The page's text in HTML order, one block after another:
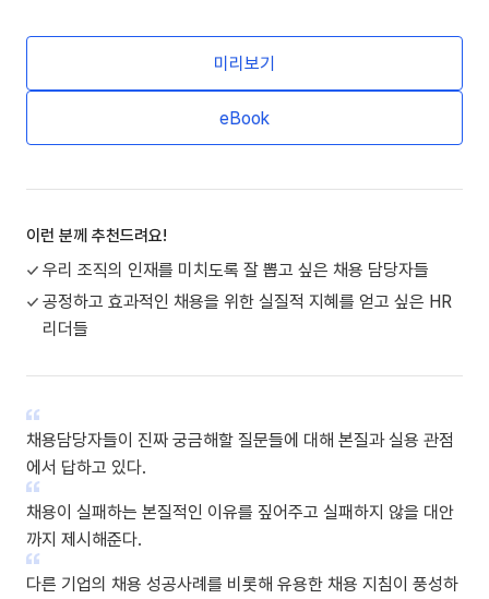
미리보기
eBook
이런 분께 추천드려요!
우리 조직의 인재를 미치도록 잘 뽑고 싶은 채용 담당자들
공정하고 효과적인 채용을 위한 실질적 지혜를 얻고 싶은 HR
리더들
채용담당자들이 진짜 궁금해할 질문들에 대해 본질과 실용 관점
에서 답하고 있다.
채용이 실패하는 본질적인 이유를 짚어주고 실패하지 않을 대안
까지 제시해준다.
다른 기업의 채용 성공사례를 비롯해 유용한 채용 지침이 풍성하